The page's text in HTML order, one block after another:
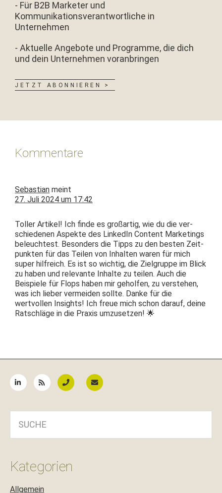
- Für B2B Marketer und
Kommunikationsverantwortliche in
Unternehmen
- Aktuelle Angebote und Programme, die dich
und dein Unternehmen voranbringen
JETZT ABONNIEREN >
Interaktionen
Kommentare
Sebastian meint
27. Juli 2024 um 17:42
Toller Artikel! Ich finde es großar­tig, wie du die ver­
schiede­nen Aspek­te des LinkedIn Con­tent Mar­ket­ings
beleucht­est. Beson­ders die Tipps zu den besten Zeit­
punk­ten für das Teilen von Inhal­ten waren für mich
super hil­fre­ich. Es ist so wichtig, die Ziel­gruppe im Blick
zu haben und rel­e­vante Inhalte zu teilen. Auch die
Beispiele für Flops haben mir geholfen, zu ver­ste­hen,
was ich lieber ver­mei­den sollte. Danke für die
wertvollen Insights! Ich freue mich schon darauf, deine
Ratschläge in die Prax­is umzusetzen! 🌟
Kategorien
Allgemein